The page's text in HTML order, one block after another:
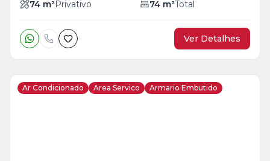
74 m²Privativo 74 m²Total
Ver Detalhes
Ar Condicionado Area Servico Armario Embutido